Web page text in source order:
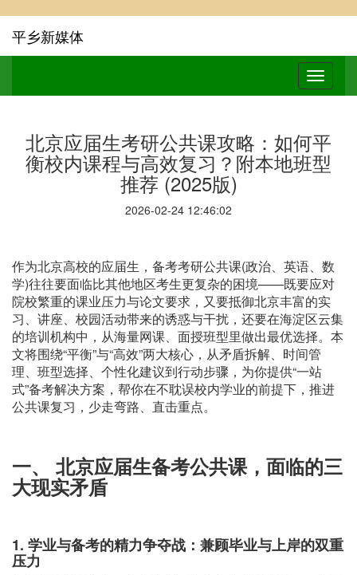
平乡新媒体
北京应届生考研公共课攻略：如何平
衡校内课程与高效复习？附本地班型
推荐 (2025版)
2026-02-24 12:46:02
作为北京高校的应届生，备考考研公共课(政治、英语、数
学)往往要面临比其他地区考生更复杂的困境——既要应对
院校繁重的课业压力与论文要求，又要抵御北京丰富的实
习、讲座、校园活动带来的诱惑与干扰，还要在海淀区云集
的培训机构中，从海量网课、面授班型里做出最优选择。本
文将围绕“平衡”与“高效”两大核心，从矛盾拆解、时间管
理、班型选择、个性化建议到行动步骤，为你提供“一站
式”备考解决方案，帮你在不耽误校内学业的前提下，推进
公共课复习，少走弯路、直击重点。
一、 北京应届生备考公共课，面临的三
大现实矛盾
1. 学业与备考的精力争夺战：兼顾毕业与上岸的双重
压力